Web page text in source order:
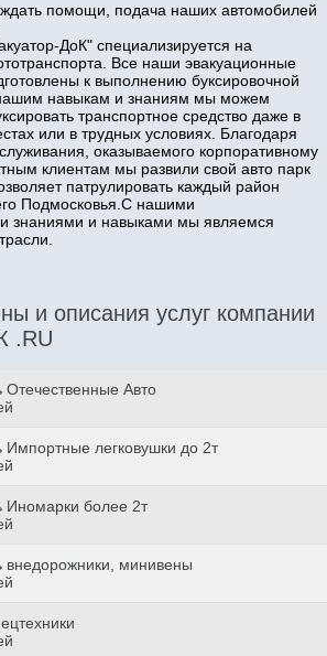
помощи, подача наших автомобилей
ДоК" специализируется на
Все наши эвакуационные
к выполнению буксировочной
навыкам и знаниям мы можем
транспортное средство даже в
или в трудных условиях. Благодаря
оказываемого корпоративному
клиентам мы развили свой авто парк
патрулировать каждый район
Подмосковья.С нашими
знаниями и навыками мы являемся
и описания услуг компании
.RU
Отечественные Авто
Импортные легковушки до 2т
Иномарки более 2т
внедорожники, минивены